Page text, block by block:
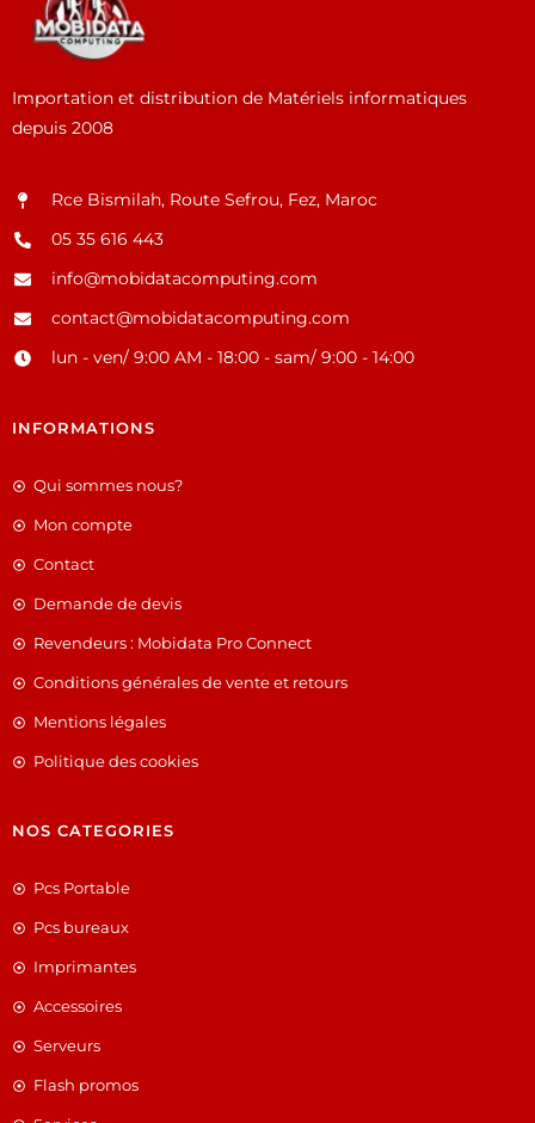
Importation et distribution de Matériels informatiques
depuis 2008
Rce Bismilah, Route Sefrou, Fez, Maroc
05 35 616 443
info@mobidatacomputing.com
contact@mobidatacomputing.com
lun - ven/ 9:00 AM - 18:00 - sam/ 9:00 - 14:00
INFORMATIONS
Qui sommes nous?
Mon compte
Contact
Demande de devis
Revendeurs : Mobidata Pro Connect
Conditions générales de vente et retours
Mentions légales
Politique des cookies
NOS CATEGORIES
Pcs Portable
Pcs bureaux
Imprimantes
Accessoires
Serveurs
Flash promos